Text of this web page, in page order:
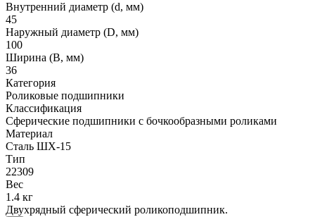
Внутренний диаметр (d, мм)
45
Наружный диаметр (D, мм)
100
Ширина (B, мм)
36
Категория
Роликовые подшипники
Классификация
Сферические подшипники с бочкообразными роликами
Материал
Сталь ШХ-15
Тип
22309
Вес
1.4 кг
Двухрядный сферический роликоподшипник.